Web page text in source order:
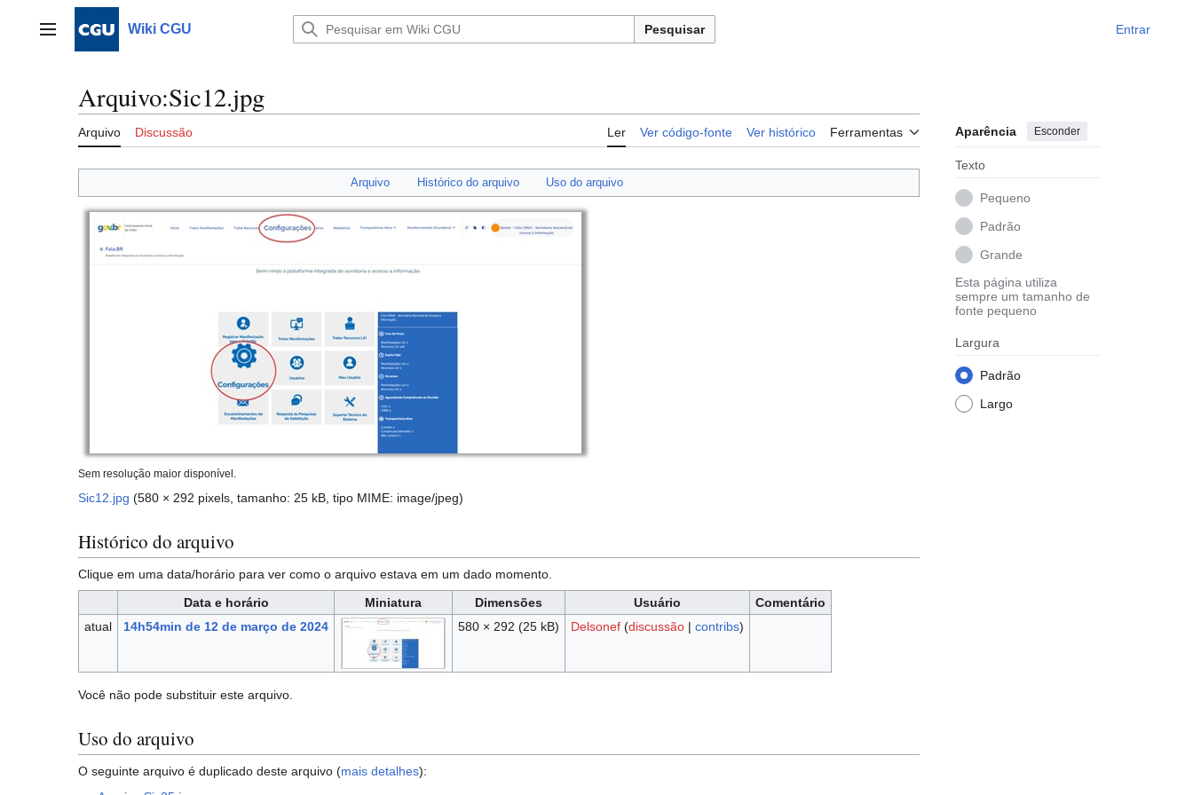
Menu principalWiki CGU Pesquisar Entrar
Arquivo:Sic12.jpg
Arquivo Discussão Ler Ver código-fonte Ver histórico Ferramentas Aparência Esconder
Texto
Pequeno
Padrão
Grande
Esta página utiliza
sempre um tamanho de
fonte pequeno
Largura
Padrão
Largo
Arquivo Histórico do arquivo Uso do arquivo
Sem resolução maior disponível.
Sic12.jpg (580 × 292 pixels, tamanho: 25 kB, tipo MIME: image/jpeg)
Histórico do arquivo
Clique em uma data/horário para ver como o arquivo estava em um dado momento.
Data e horário
Miniatura Dimensões Usuário
Comentário
atual
14h54min de 12 de março de 2024 580 × 292 (25 kB) Delsonef (discussão| contribs)
Você não pode substituir este arquivo.
Uso do arquivo
O seguinte arquivo é duplicado deste arquivo (mais detalhes):